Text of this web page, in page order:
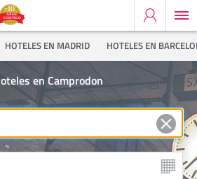
HOTELES EN MADRID HOTELES EN
en Camprodon